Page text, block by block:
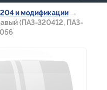
и модификации →
(ПАЗ-320412, ПАЗ-